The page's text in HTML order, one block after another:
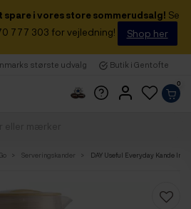
spare i vores store sommerudsalg! Se
777 303 for vejledning!
Shop her
største udvalg Butik i Gentofte
0
Serveringskander DAY Useful Everyday Kande Inkl.